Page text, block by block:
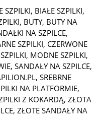
SZPILKI, BIAŁE SZPILKI,
, BUTY, BUTY NA
NA SZPILCE,
SZPILKI, CZERWONE
, MODNE SZPILKI,
, SANDAŁY NA SZPILCE,
, SREBRNE
NA PLATFORMIE,
Z KOKARDĄ, ZŁOTA
, ZŁOTE SANDAŁY NA